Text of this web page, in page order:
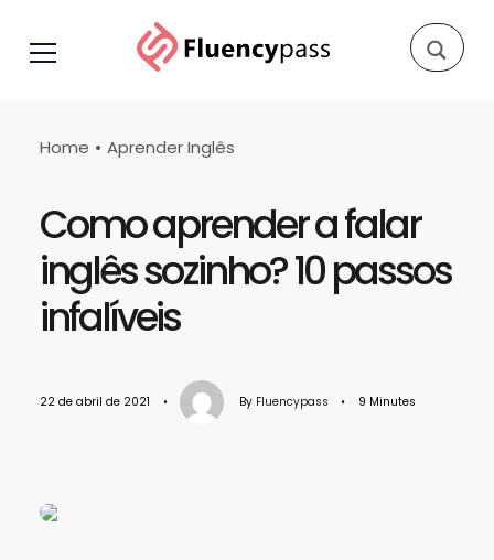
Home Aprender Inglês
Como aprender a falar
inglês sozinho? 10 passos
infalíveis
22 de abril de 2021 • By Fluencypass • 9 Minutes